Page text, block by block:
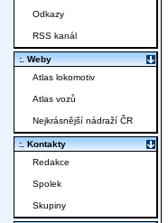
Odkazy
RSS kanál
:. Weby
Atlas lokomotiv
Atlas vozů
Nejkrásnější nádraží ČR
:. Kontakty
Redakce
Spolek
Skupiny